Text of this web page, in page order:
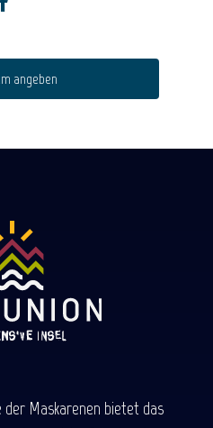
angeben
Maskarenen bietet das